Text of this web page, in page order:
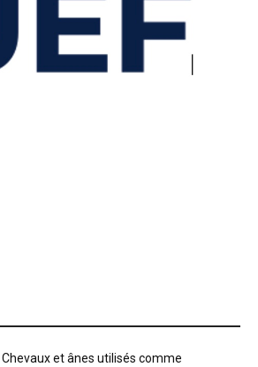
Chevaux et ânes utilisés comme